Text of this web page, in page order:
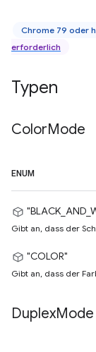
Chrome 79 oder
erforderlich
Typen
ColorMode
ENUM
Gibt an, dass der
"COLOR"
Gibt an, dass der
DuplexMode